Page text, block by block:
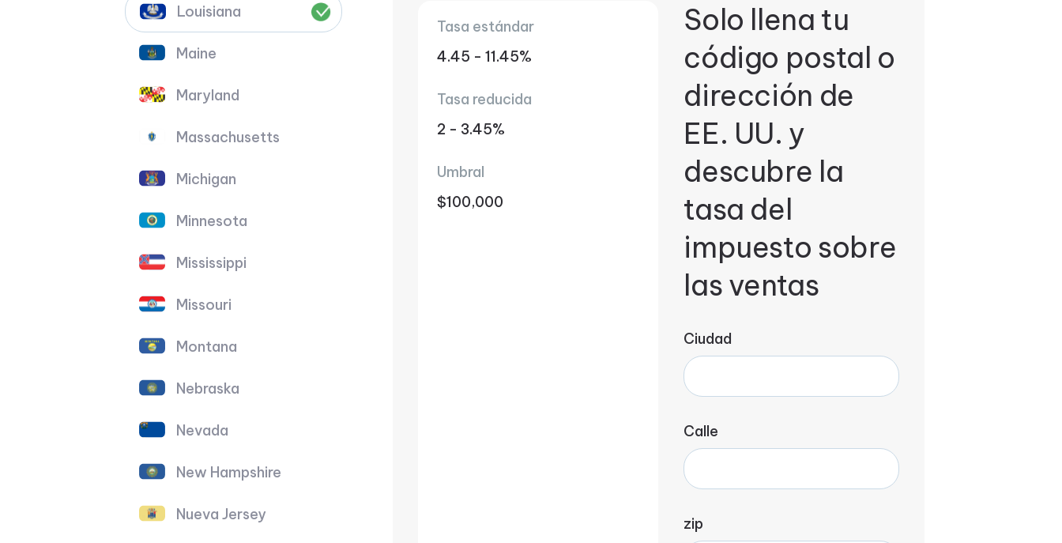
Louisiana
Maine
Maryland
Massachusetts
Michigan
Minnesota
Mississippi
Missouri
Montana
Nebraska
Nevada
New Hampshire
Nueva Jersey
Tasa estándar
4.45 - 11.45%
Tasa reducida
2 - 3.45%
Umbral
$100,000
Solo llena tu
código postal o
dirección de
EE. UU. y
descubre la
tasa del
impuesto sobre
las ventas
Ciudad
Calle
zip